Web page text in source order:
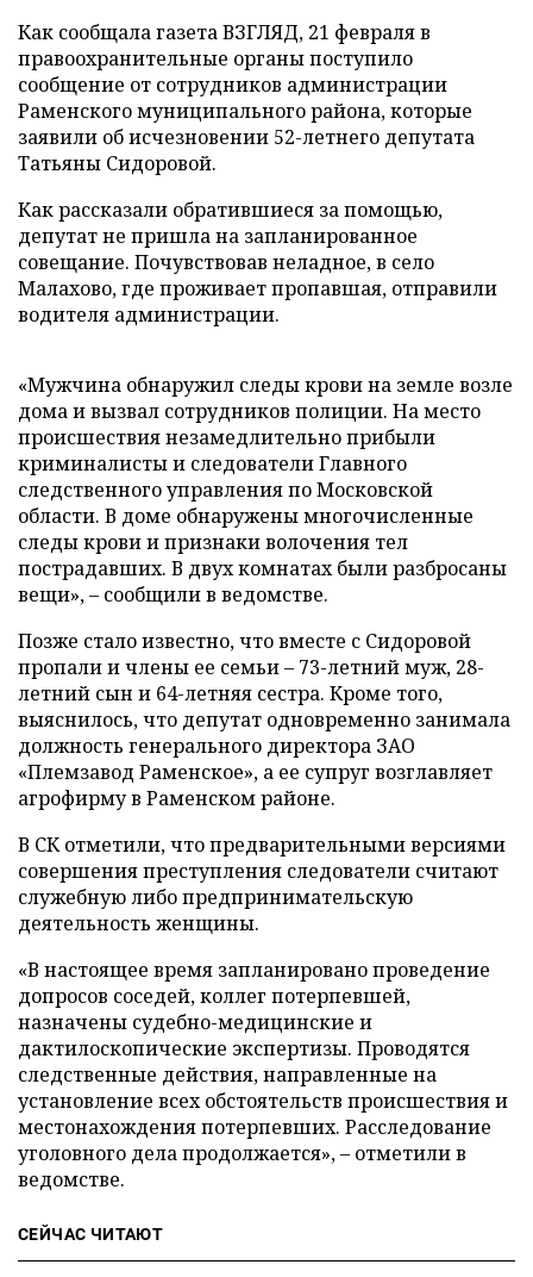
Как сообщала газета ВЗГЛЯД, 21 февраля в
правоохранительные органы поступило
сообщение от сотрудников администрации
Раменского муниципального района, которые
заявили об исчезновении 52-летнего депутата
Татьяны Сидоровой.
Как рассказали обратившиеся за помощью,
депутат не пришла на запланированное
совещание. Почувствовав неладное, в село
Малахово, где проживает пропавшая, отправили
водителя администрации.
«Мужчина обнаружил следы крови на земле возле
дома и вызвал сотрудников полиции. На место
происшествия незамедлительно прибыли
криминалисты и следователи Главного
следственного управления по Московской
области. В доме обнаружены многочисленные
следы крови и признаки волочения тел
пострадавших. В двух комнатах были разбросаны
вещи», – сообщили в ведомстве.
Позже стало известно, что вместе с Сидоровой
пропали и члены ее семьи – 73-летний муж, 28-
летний сын и 64-летняя сестра. Кроме того,
выяснилось, что депутат одновременно занимала
должность генерального директора ЗАО
«Племзавод Раменское», а ее супруг возглавляет
агрофирму в Раменском районе.
В СК отметили, что предварительными версиями
совершения преступления следователи считают
служебную либо предпринимательскую
деятельность женщины.
«В настоящее время запланировано проведение
допросов соседей, коллег потерпевшей,
назначены судебно-медицинские и
дактилоскопические экспертизы. Проводятся
следственные действия, направленные на
установление всех обстоятельств происшествия и
местонахождения потерпевших. Расследование
уголовного дела продолжается», – отметили в
ведомстве.
СЕЙЧАС ЧИТАЮТ